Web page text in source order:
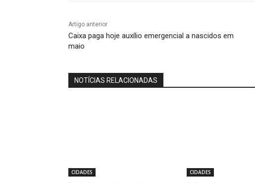
Artigo anterior
Caixa paga hoje auxílio emergencial a nascidos em
maio
NOTÍCIAS RELACIONADAS
CIDADES CIDADES